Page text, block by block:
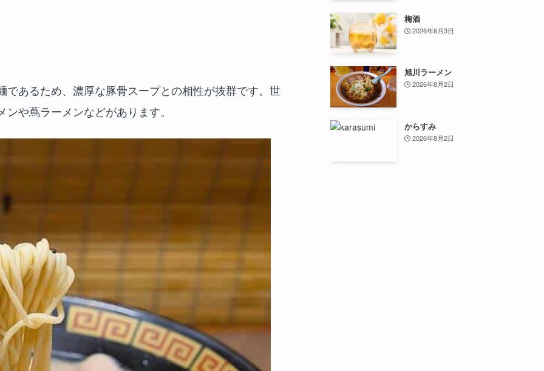
あるため、濃厚な豚骨スープとの相性が抜群です。世
や蔦ラーメンなどがあります。
梅酒
2026年8月3日
旭川ラーメン
2026年8月2日
からすみ
2026年8月2日